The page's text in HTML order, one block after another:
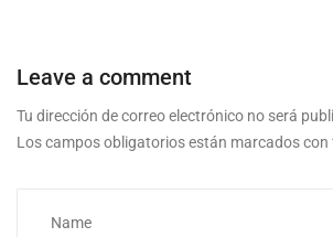
Leave a comment
Tu dirección de correo electrónico no será
Los campos obligatorios están marcados con